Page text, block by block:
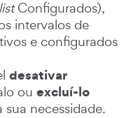
Configurados),
intervalos de
e configurados
desativar
ou excluí-lo
necessidade.